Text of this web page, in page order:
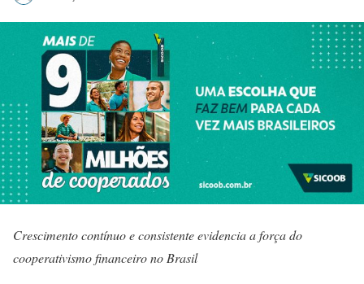
Crescimento contínuo e consistente evidencia a forçado
cooperativismo financeiro no Brasil